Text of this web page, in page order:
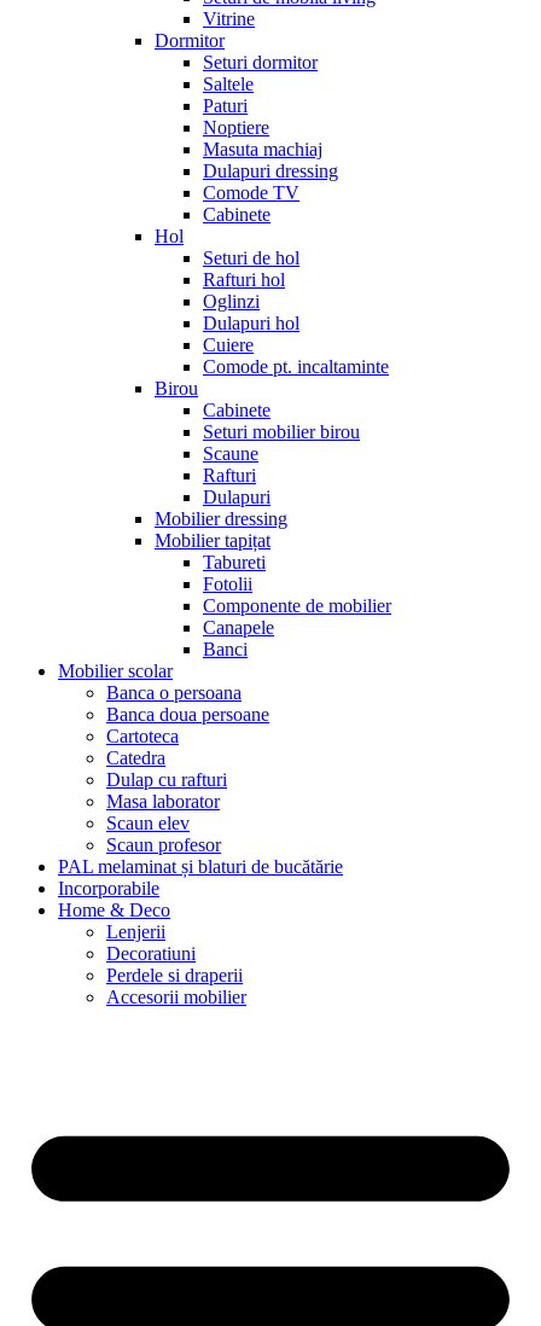
Vitrine
Dormitor
Seturi dormitor
Saltele
Paturi
Noptiere
Masuta machiaj
Dulapuri dressing
Comode TV
Cabinete
Hol
Seturi de hol
Rafturi hol
Oglinzi
Dulapuri hol
Cuiere
Comode pt. incaltaminte
Birou
Cabinete
Seturi mobilier birou
Scaune
Rafturi
Dulapuri
Mobilier dressing
Mobilier tapițat
Tabureti
Fotolii
Componente de mobilier
Canapele
Banci
Mobilier scolar
Banca o persoana
Banca doua persoane
Cartoteca
Catedra
Dulap cu rafturi
Masa laborator
Scaun elev
Scaun profesor
PAL melaminat și blaturi de bucătărie
Incorporabile
Home & Deco
Lenjerii
Decoratiuni
Perdele si draperii
Accesorii mobilier